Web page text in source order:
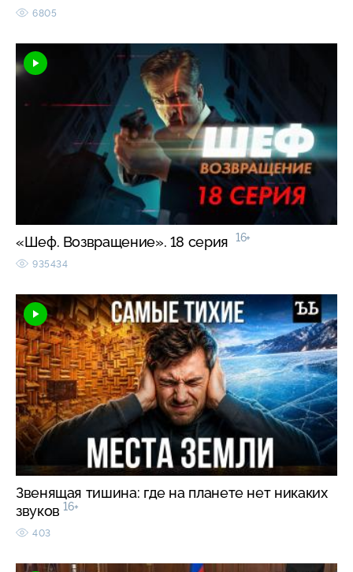
6805
«Шеф. Возвращение». 18 серия 16+
935434
Звенящая тишина: где на планете нет никаких
звуков 16+
403